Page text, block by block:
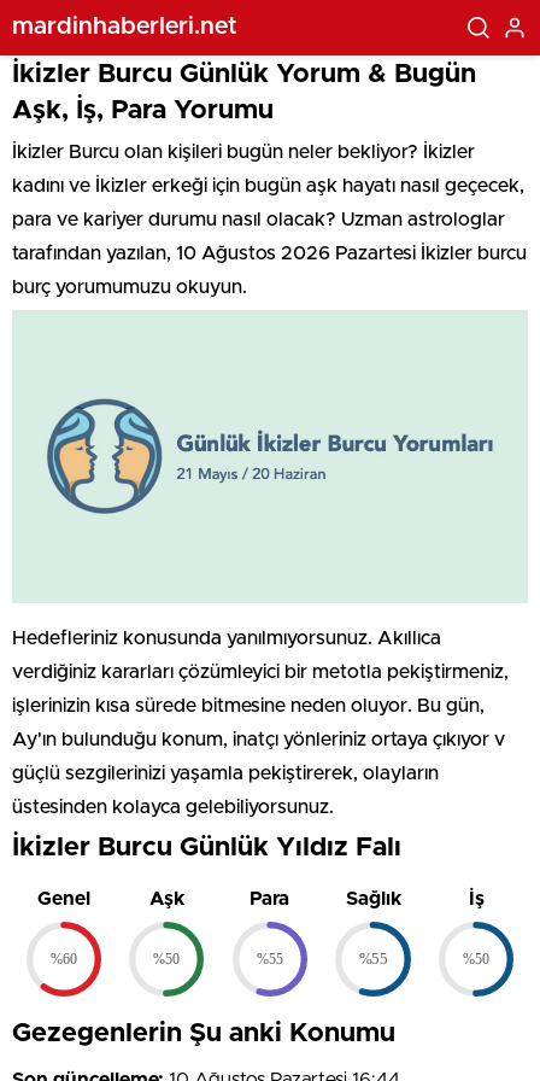
mardinhaberleri.net
İkizler Burcu Günlük Yorum & Bugün
Aşk, İş, Para Yorumu
İkizler Burcu olan kişileri bugün neler bekliyor? İkizler
kadını ve İkizler erkeği için bugün aşk hayatı nasıl geçecek,
para ve kariyer durumu nasıl olacak? Uzman astrologlar
tarafından yazılan, 10 Ağustos 2026 Pazartesi İkizler burcu
burç yorumumuzu okuyun.
Hedefleriniz konusunda yanılmıyorsunuz. Akıllıca
verdiğiniz kararları çözümleyici bir metotla pekiştirmeniz,
işlerinizin kısa sürede bitmesine neden oluyor. Bu gün,
Ay'ın bulunduğu konum, inatçı yönleriniz ortaya çıkıyor v
güçlü sezgilerinizi yaşamla pekiştirerek, olayların
üstesinden kolayca gelebiliyorsunuz.
İkizler Burcu Günlük Yıldız Falı
Genel
%60
Aşk
%50
Para
%55
Sağlık
%55
İş
%50
Gezegenlerin Şu anki Konumu